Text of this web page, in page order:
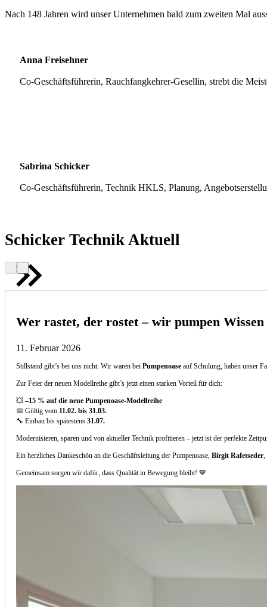
Nach 148 Jahren wird unser Unternehmen bald zum zweiten Mal
Anna Freisehner
Co-Geschäftsführerin, Rauchfangkehrer-Gesellin, strebt die
Sabrina Schicker
Co-Geschäftsführerin, Technik HKLS, Planung,
Schicker Technik Aktuell
Wer rastet, der rostet – wir pumpen
11. Februar 2026
Stillstand gibt’s bei uns nicht. Wir waren beiPumpenoase auf Schulung, haben unser
Zur Feier der neuen Modellreihe gibt’s jetzt einen starken Vorteil für dich:
💥–15 % auf die neue Pumpenoase-Modellreihe
📅 Gültig vom 11.02. bis 31.03.
🔧 Einbau bis spätestens31.07.
Modernisieren, sparen und von aktueller Technik profitieren – jetzt ist der perfekte
Ein herzliches Dankeschön an die Geschäftsleitung der Pumpenoase,Birgit Rafetseder
Gemeinsam sorgen wir dafür, dass Qualität in Bewegung bleibt! 💙